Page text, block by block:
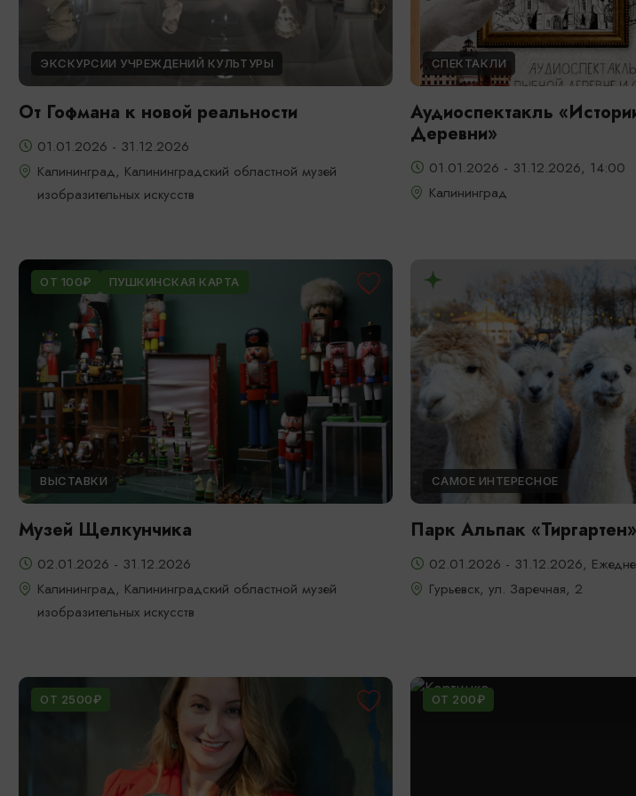
ЭКСКУРСИИ УЧРЕЖДЕНИЙ КУЛЬТУРЫ
От Гофмана к новой реальности
01.01.2026 - 31.12.2026
Калининград, Калининградский областной музей
изобразительных искусств
СПЕКТАКЛИ
Аудиоспектакль
Деревни»
01.01.2026 - 31.12.2026, 14:00
Калининград
ОТ 100₽ ПУШКИНСКАЯ КАРТА
ВЫСТАВКИ
Музей Щелкунчика
02.01.2026 - 31.12.2026
Калининград, Калининградский областной музей
изобразительных искусств
САМОЕ ИНТЕРЕСНОЕ
Парк Альпак «Тиргартен»
02.01.2026 - 31.12.2026,
Гурьевск, ул. Заречная, 2
ОТ 2500₽ ОТ 200₽